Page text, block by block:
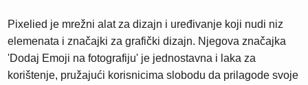
Pixelied je mrežni alat za dizajn i uređivanje koji nudi niz
elemenata i značajki za grafički dizajn. Njegova značajka
'Dodaj Emoji na fotografiju' je jednostavna i laka za
korištenje, pružajući korisnicima slobodu da prilagode svoje